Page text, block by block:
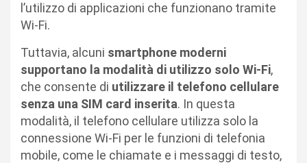
l’utilizzo di applicazioni che funzionano tramite
Wi-Fi.
Tuttavia, alcuni smartphone moderni
supportano la modalità di utilizzo solo Wi-Fi,
che consente di utilizzare il telefono cellulare
senza una SIM card inserita. In questa
modalità, il telefono cellulare utilizza solo la
connessione Wi-Fi per le funzioni di telefonia
mobile, come le chiamate e i messaggi di testo,